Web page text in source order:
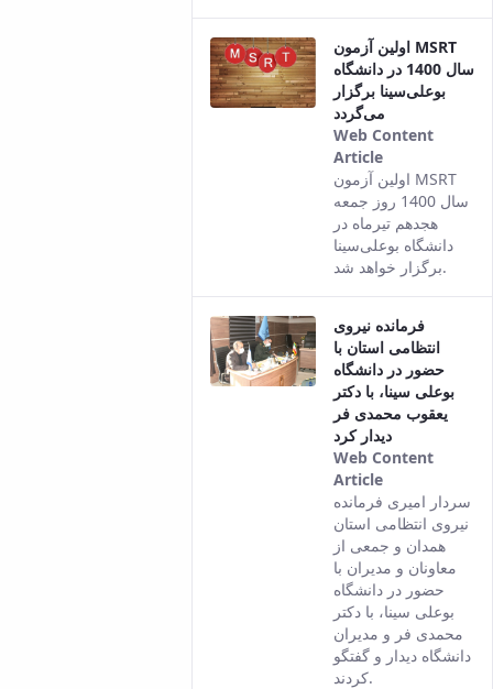
اولین آزمون MSRT
سال 1400 در دانشگاه
بوعلی‌سینا برگزار
می‌گردد
Web Content
Article
This result
comes from
the Persian
version of
this content.
اولین آزمون MSRT
سال 1400 روز جمعه
هجدهم تیرماه در
دانشگاه بوعلی‌سینا
برگزار خواهد شد.
فرمانده نیروی
انتظامی استان با
حضور در دانشگاه
بوعلی سینا، با دکتر
یعقوب محمدی فر
دیدار کرد
Web Content
Article
This result
comes from
the Persian
version of
this content.
سردار امیری فرمانده
نیروی انتظامی استان
همدان و جمعی از
معاونان و مدیران با
حضور در دانشگاه
بوعلی سینا، با دکتر
محمدی فر و مدیران
دانشگاه دیدار و گفتگو
کردند.